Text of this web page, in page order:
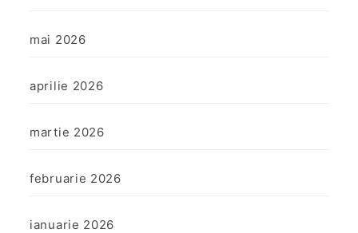
mai 2026
aprilie 2026
martie 2026
februarie 2026
ianuarie 2026